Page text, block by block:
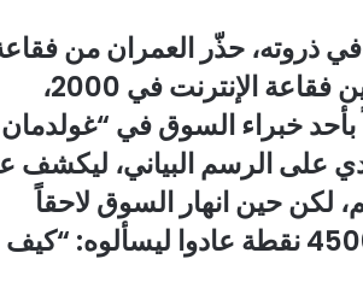
في ذروته، حذّر العمران من
قادمة. عرض في مؤتمر رسماً بيانياً يقارن بين فقاعة الإنترنت في 2000،
في 1990، مستعيناً بأحد خبراء السوق في “غولدمان
على الرسم البياني، ليكشف
لكن حين انهار السوق لاحقاً
للأسف من مستويات 21 ألف نقطة وحتى 4500 نقطة عادوا ليسألوه: “كيف